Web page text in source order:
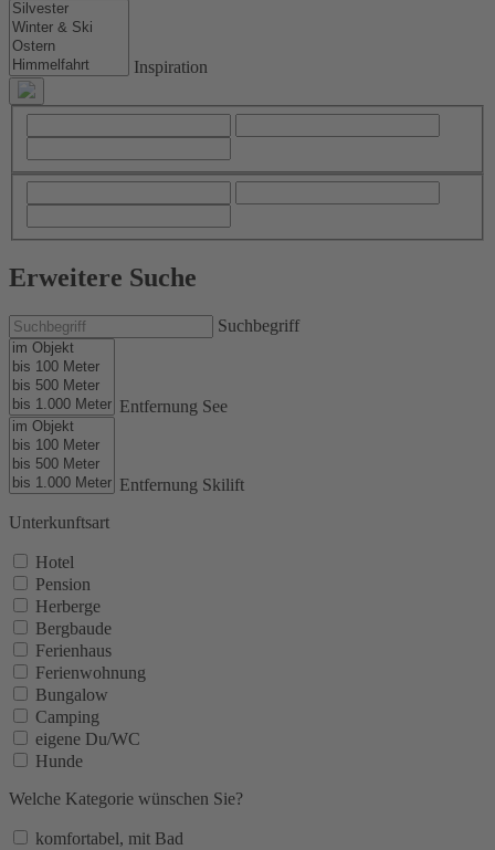
Inspiration
Erweitere Suche
Suchbegriff
Entfernung See
Entfernung Skilift
Unterkunftsart
Hotel
Pension
Herberge
Bergbaude
Ferienhaus
Ferienwohnung
Bungalow
Camping
eigene Du/WC
Hunde
Welche Kategorie wünschen Sie?
komfortabel, mit Bad